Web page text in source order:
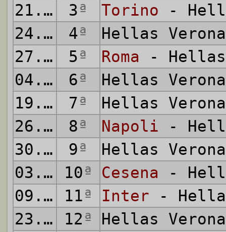
21.09.2014
3ª Torino -
24.09.2014
4ª
Hellas
27.09.2014
5ª Roma - Hellas
04.10.2014
6ª
Hellas
19.10.2014
7ª
Hellas
26.10.2014
8ª Napoli -
30.10.2014
9ª
Hellas
03.11.2014
10ª Cesena -
09.11.2014
11ª Inter -
23.11.2014
12ª
Hellas